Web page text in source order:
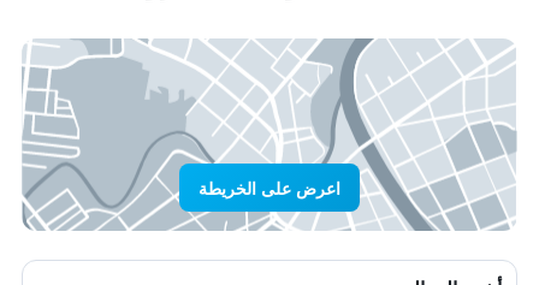
اعرض على الخريطة